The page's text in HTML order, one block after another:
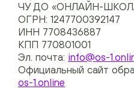
ЧУ ДО «ОНЛАЙН-
ОГРН: 1247700392147
ИНН 7708436887
КПП 770801001
Эл. почта: info@os-
Официальный сайт
os-1.online